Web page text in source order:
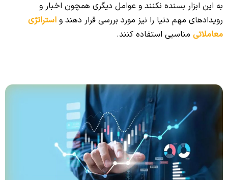
به این ابزار بسنده نکنند و عوامل دیگری همچون اخبار و
رویدادهای مهم دنیا را نیز مورد بررسی قرار دهند و استراتژی
معاملاتی مناسبی استفاده کنند.